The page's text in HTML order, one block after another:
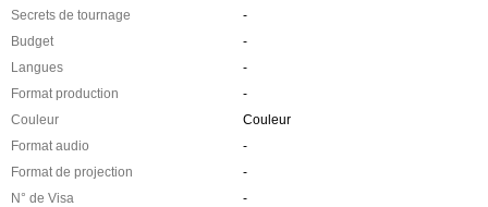
Secrets de tournage
-
Budget
-
Langues
-
Format production
-
Couleur
Couleur
Format audio
-
Format de projection
-
N° de Visa
-